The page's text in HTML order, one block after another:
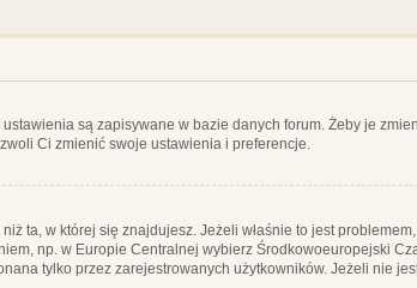
są zapisywane w bazie danych forum. Żeby je
Ci zmienić swoje ustawienia i preferencje.
ta, w której się znajdujesz. Jeżeli właśnie to jest
np. w Europie Centralnej wybierz Środkowoeuropejski
tylko przez zarejestrowanych użytkowników. Jeżeli nie